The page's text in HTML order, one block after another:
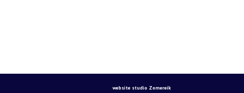
website studio Zomereik